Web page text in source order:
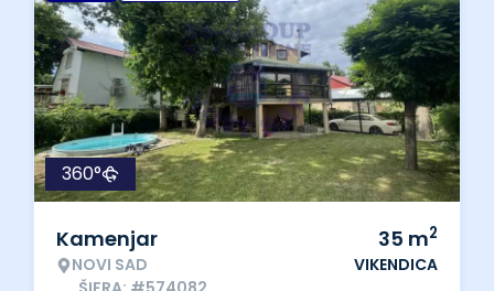
360°
Kamenjar
NOVI SAD
35 m2
VIKENDICA